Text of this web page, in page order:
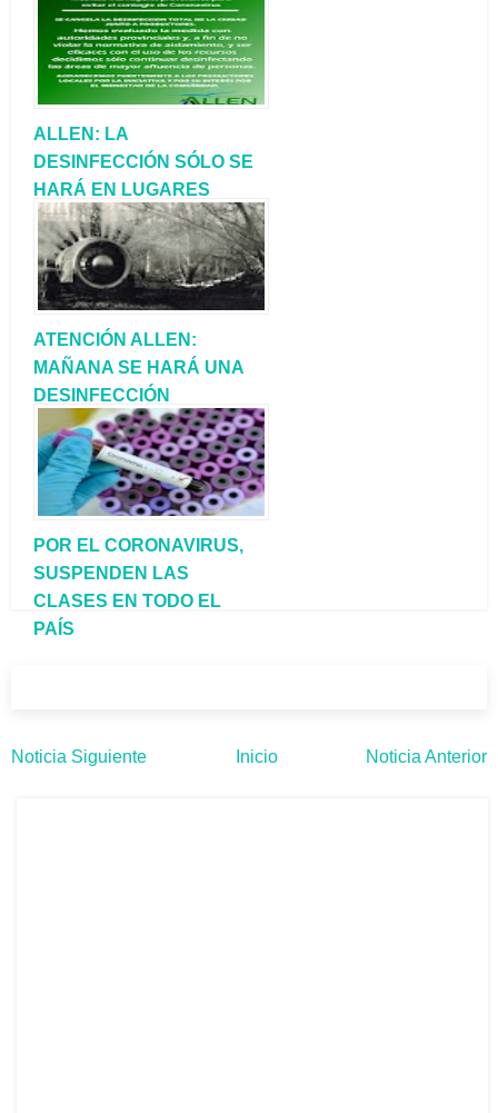
LOS COMERCIOS
ALLEN: LA
DESINFECCIÓN SÓLO SE
HARÁ EN LUGARES
ESPECÍFICOS
ATENCIÓN ALLEN:
MAÑANA SE HARÁ UNA
DESINFECCIÓN
GENERAL EN LA CIUDAD
POR EL CORONAVIRUS,
SUSPENDEN LAS
CLASES EN TODO EL
PAÍS
Noticia Siguiente Inicio Noticia Anterior